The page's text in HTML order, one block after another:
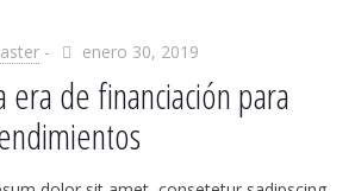
- enero 30, 2019
era de financiación para